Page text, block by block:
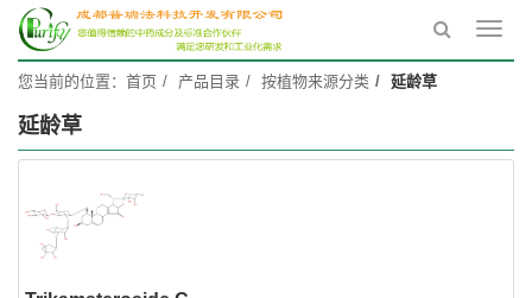
您当前的位置： 首页 产品目录 按植物来源分类 延龄草
延龄草